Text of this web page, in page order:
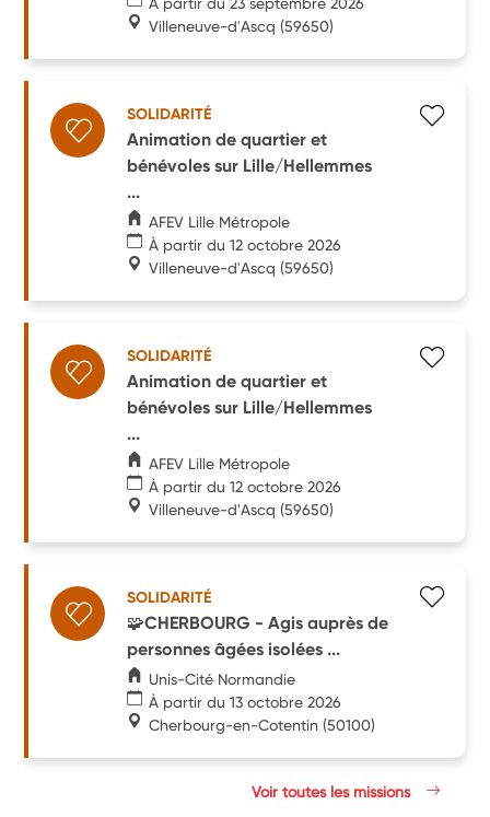
Villeneuve-d'Ascq (59650)
SOLIDARITÉ
Animation de quartier et
bénévoles sur Lille/Hellemmes
...
AFEV Lille Métropole
À partir du 12 octobre 2026
Villeneuve-d'Ascq (59650)
SOLIDARITÉ
Animation de quartier et
bénévoles sur Lille/Hellemmes
...
AFEV Lille Métropole
À partir du 12 octobre 2026
Villeneuve-d'Ascq (59650)
SOLIDARITÉ
🧩CHERBOURG - Agis auprès de
personnes âgées isolées ...
Unis-Cité Normandie
À partir du 13 octobre 2026
Cherbourg-en-Cotentin (50100)
Voir toutes les missions